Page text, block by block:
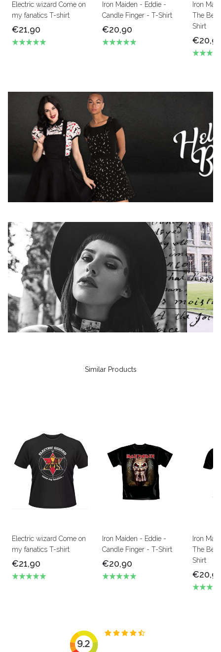
Electric wizard Come on
my fanatics T-shirt
€21,90
Iron Maiden - Eddie -
Candle Finger - T-Shirt
€20,90
Iron
The
Shirt
Similar Products
Electric wizard Come on
my fanatics T-shirt
€21,90
Iron Maiden - Eddie -
Candle Finger - T-Shirt
€20,90
Iron
The
Shirt